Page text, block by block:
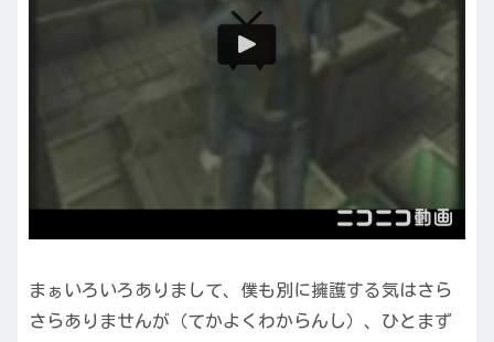
まぁいろいろありまして、僕も別に擁護する気はさら
さらありませんが（てかよくわからんし）、ひとまず